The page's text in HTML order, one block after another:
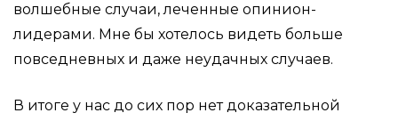
волшебные случаи, леченные опинион-
лидерами. Мне бы хотелось видеть больше
повседневных и даже неудачных случаев.
В итоге у нас до сих пор нет доказательной